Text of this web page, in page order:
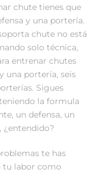
chute tienes que
y una portería.
chute no está
solo técnica,
entrenar chutes
una portería, seis
Sigues
la formula
un defensa, un
¿entendido?
te has
tu labor como